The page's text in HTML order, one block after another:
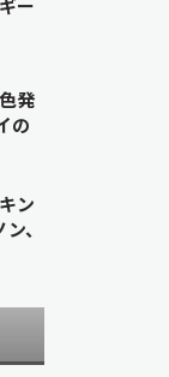
ー
発
の
ン
、